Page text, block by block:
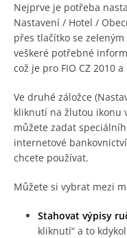
Nejprve je potřeba
Nastavení / Hotel /
přes tlačítko se
veškeré potřebné
což je pro FIO CZ 2010 a
Ve druhé záložce
kliknutí na žlutou ikonu
můžete zadat
internetové
chcete používat.
Můžete si vybrat mezi
Stahovat výpisy
kliknutí“ a to